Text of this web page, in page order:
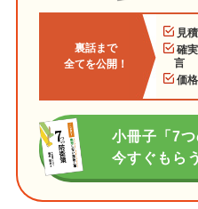
裏話まで
全てを公開！
見
確
言
価
小冊子「7
今すぐもらう